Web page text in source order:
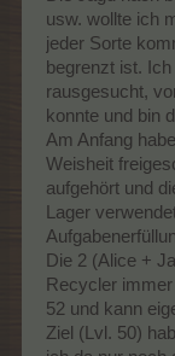
usw. wollte ich
jeder Sorte
begrenzt ist.
rausgesucht,
konnte und bin
Am Anfang
Weisheit
aufgehört und
Lager
Die 2 (Alice +
Recycler
52 und kann
Ziel (Lvl. 50)